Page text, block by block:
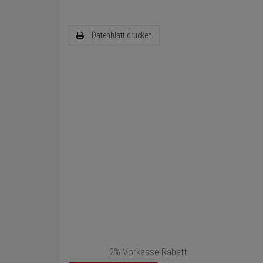
Datenblatt drucken
2% Vorkasse Rabatt